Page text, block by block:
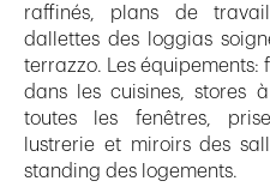
raffinés, plans de
dallettes des loggias
terrazzo. Les équipements:
dans les cuisines, stores
toutes les fenêtres,
lustrerie et miroirs des
standing des logements.